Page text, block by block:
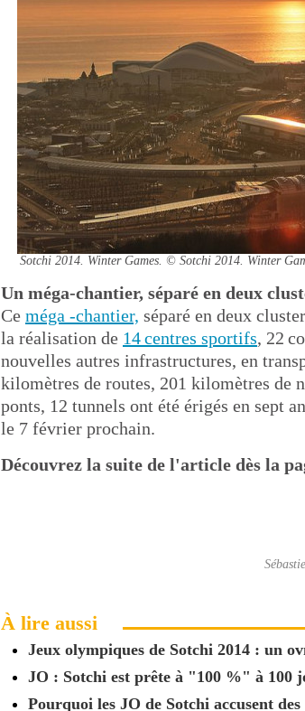
Sotchi 2014. Winter Games. © Sotchi 2014. Winter
Un méga-chantier, séparé en deux
Ce méga -chantier, séparé en deux
la réalisation de 14 centres sportifs, 22
nouvelles autres infrastructures, en
kilomètres de routes, 201 kilomètres de
ponts, 12 tunnels ont été érigés en sept
le 7 février prochain.
Découvrez la suite de l'article dès la
À lire aussi
Jeux olympiques de Sotchi 2014 : un
JO : Sotchi est prête à "100 %" à 100
Pourquoi les JO de Sotchi accusent